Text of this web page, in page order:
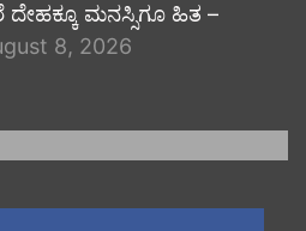
ಮನಸ್ಸಿಗೂ ಹಿತ –
8, 2026